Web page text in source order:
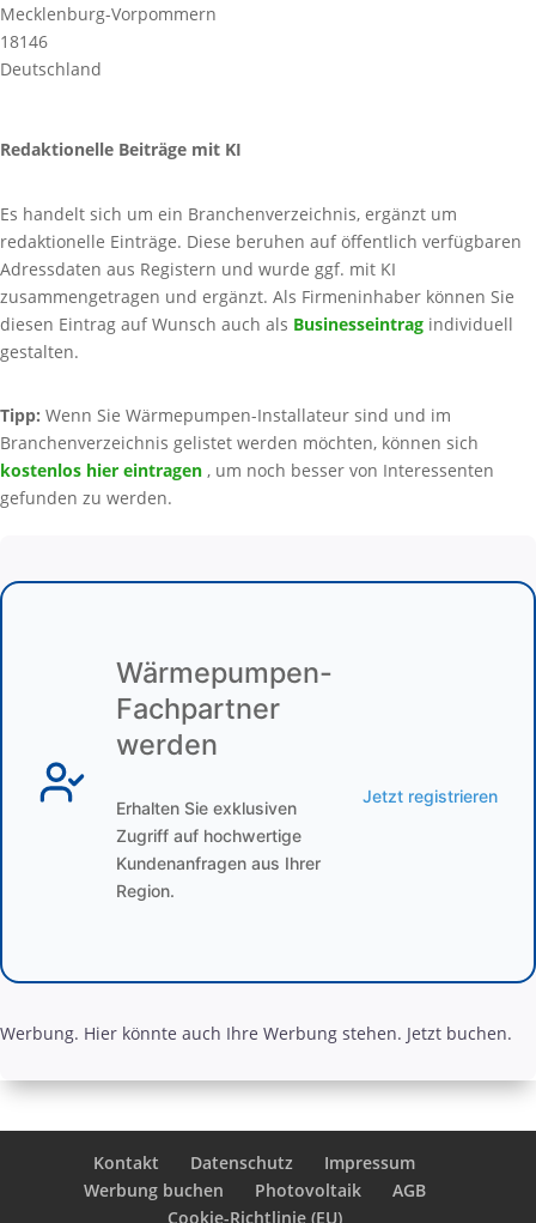
Mecklenburg-Vorpommern
18146
Deutschland
Redaktionelle Beiträge mit KI
Es handelt sich um ein Branchenverzeichnis, ergänzt um
redaktionelle Einträge. Diese beruhen auf öffentlich verfügbaren
Adressdaten aus Registern und wurde ggf. mit KI
zusammengetragen und ergänzt. Als Firmeninhaber können Sie
diesen Eintrag auf Wunsch auch als Businesseintrag individuell
gestalten.
Tipp: Wenn Sie Wärmepumpen-Installateur sind und im
Branchenverzeichnis gelistet werden möchten, können sich
kostenlos hier eintragen , um noch besser von Interessenten
gefunden zu werden.
Wärmepumpen-
Fachpartner
werden
Erhalten Sie exklusiven
Zugriff auf hochwertige
Kundenanfragen aus Ihrer
Region.
Jetzt registrieren
Werbung. Hier könnte auch Ihre Werbung stehen. Jetzt buchen.
Kontakt Datenschutz
Impressum
Werbung buchen
Photovoltaik
AGB
Cookie-Richtlinie (EU)